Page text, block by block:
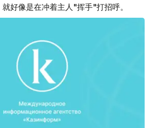
好像是在冲着主人"挥手"打招呼。